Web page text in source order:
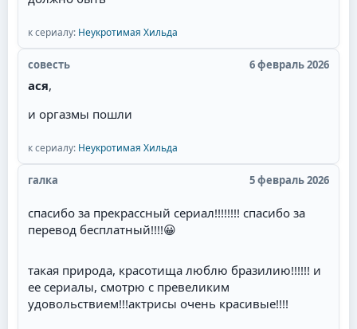
историю любви пирата!
к сериалу: Неукротимая Хильда
совесть 6 февраль 2026
ася,
и оргазмы пошли
к сериалу: Неукротимая Хильда
галка 5 февраль 2026
спасибо за прекрассный сериал!!!!!!!! спасибо за
перевод бесплатный!!!!😀
такая природа, красотища люблю бразилию!!!!!! и
ее сериалы, смотрю с превеликим
удовольствием!!!актрисы очень красивые!!!!